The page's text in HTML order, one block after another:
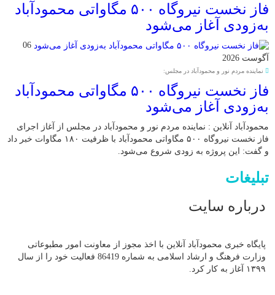
فاز نخست نیروگاه ۵۰۰ مگاواتی محمودآباد
به‌زودی آغاز می‌شود
06
آگوست 2026
نماینده مردم نور و محمودآباد در مجلس:
فاز نخست نیروگاه ۵۰۰ مگاواتی محمودآباد
به‌زودی آغاز می‌شود
محمودآباد آنلاین : نماینده مردم نور و محمودآباد در مجلس از آغاز اجرای
فاز نخست نیروگاه ۵۰۰ مگاواتی محمودآباد با ظرفیت ۱۸۰ مگاوات خبر داد
و گفت: این پروژه به زودی شروع می‌شود.
تبلیغات
درباره سایت
پایگاه خبری محمودآباد آنلاین با اخذ مجوز از معاونت امور مطبوعاتی
وزارت فرهنگ و ارشاد اسلامی به شماره 86419 فعالیت خود را از سال
۱۳۹۹ آغاز به کار کرد.